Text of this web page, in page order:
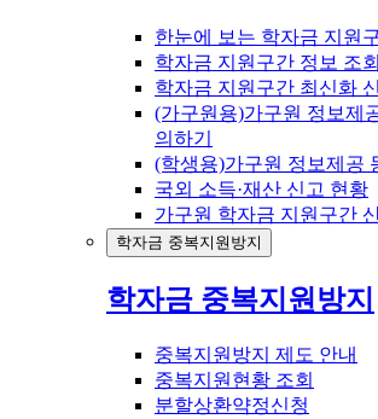
한눈에 보는 학자금 지원
학자금 지원구간 정보 조회
학자금 지원구간 최신화
(가구원용)가구원 정보제
의하기
(학생용)가구원 정보제공
국외 소득·재산 신고 현황
가구원 학자금 지원구간
학자금 중복지원방지
학자금 중복지원방지
중복지원방지 제도 안내
중복지원현황 조회
분할상환약정신청